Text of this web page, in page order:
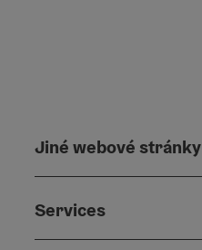
Jiné webové stránky
Services